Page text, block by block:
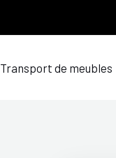
Transport de meubles